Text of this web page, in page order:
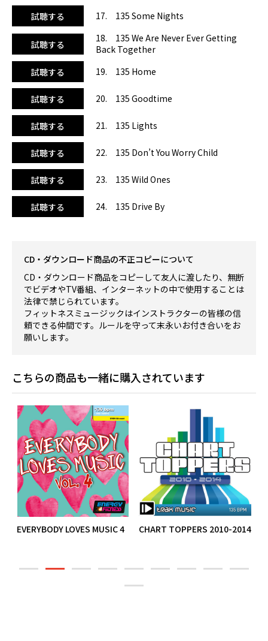
試聴する 17. 135 Some Nights
試聴する
18. 135 We Are Never Ever Getting
Back Together
試聴する
19. 135 Home
試聴する 20. 135 Goodtime
試聴する 21. 135 Lights
試聴する 22. 135 Don’t You Worry Child
試聴する 23. 135 Wild Ones
試聴する 24. 135 Drive By
CD・ダウンロード商品の不正コピーについて
CD・ダウンロード商品をコピーして友人に渡したり、無断
でビデオやTV番組、インターネットの中で使用することは
法律で禁じられています。
フィットネスミュージックはインストラクターの皆様の信
頼できる仲間です。ルールを守って末永いお付き合いをお
願いします。
こちらの商品も一緒に購入されています
EVERYBODY LOVES MUSIC 4 CHART TOPPERS 2010-2014